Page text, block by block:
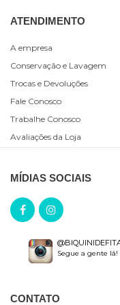
ATENDIMENTO
A empresa
Conservação e Lavagem
Trocas e Devoluções
Fale Conosco
Trabalhe Conosco
Avaliações da Loja
MÍDIAS SOCIAIS
Segue a gente lá!
CONTATO